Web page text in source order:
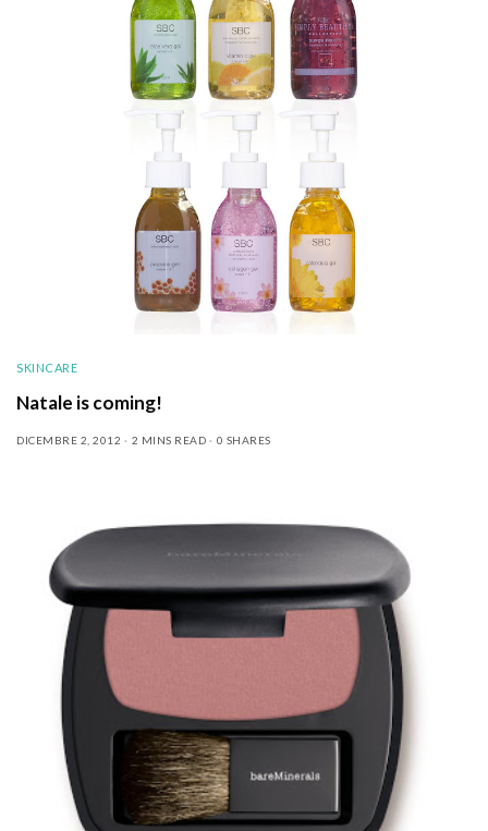
SKINCARE
Natale is coming!
DICEMBRE 2, 2012 2 MINS READ 0 SHARES